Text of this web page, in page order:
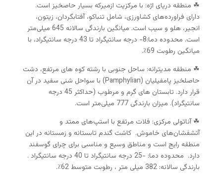
☘ منطقه دریای اژه: با مرکزیت ازمیرکه بسیار حاصخیز است.
دارای فراورده‌های کشاورزی، شامل تنباکو، آفتابگردان، زیتون،
انجیر، هلو و سیب است. میانگین بارندگی سالانه 645 میلی‌متر
است. محدوده دما:8- درجه سانتیگراد تا 43 درجه سانتیگراد، با
میانگین رطوبت 69٪.
☘ منطقه مدیترانه: ساحل جنوبی با رشته کوه های مرتفع، دشت
حاصلخیز پامفیلیان (Pamphylian) با سواحل شنی سفید در آن
قرار دارد. تابستان های گرم و مرطوب (حداکثر 45 درجه
سانتیگراد). میزان بارندگی 777 میلی‌متر است.
☘ آناتولی مرکزی: فلات مرتفع با استپ‌های ممتد و
آتشفشان‌های خاموش. کاشت گندم تابستانه و زمستانه در این
منطقه رایج است و مناطق وسیع و مناسبی برای چرای گوسفند
دارد. محدوده دما: -25 درجه سانتیگراد تا 40 درجه سانتیگراد .
بارندگی سالانه: 382 میلی متر ، رطوبت متوسط 62٪.